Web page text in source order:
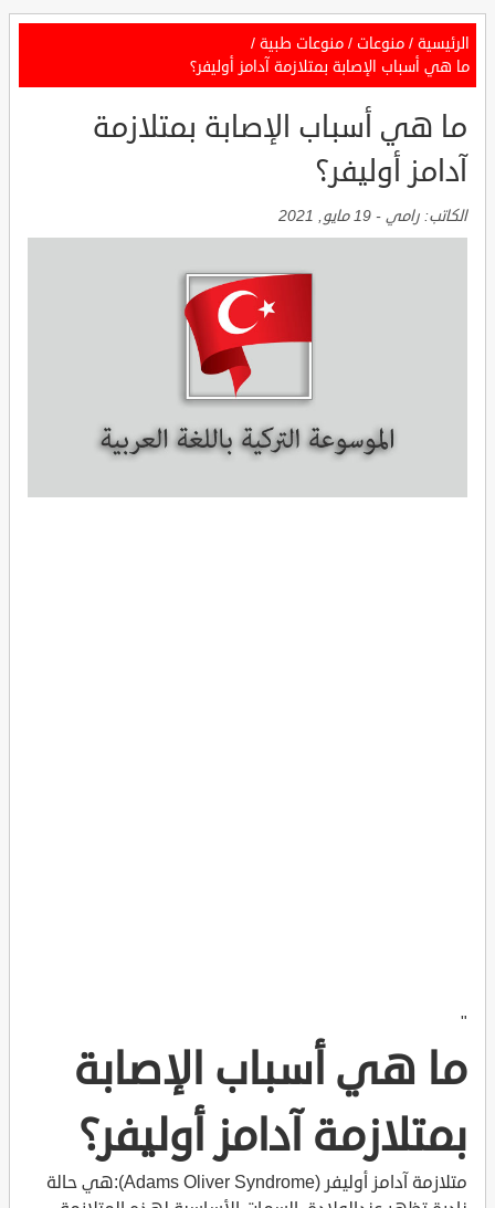
الرئيسية / منوعات / منوعات طبية /
ما هي أسباب الإصابة بمتلازمة آدامز أوليفر؟
ما هي أسباب الإصابة بمتلازمة
آدامز أوليفر؟
الكاتب: رامي - 19 مايو, 2021
"
ما هي أسباب الإصابة
بمتلازمة آدامز أوليفر؟
متلازمة آدامز أوليفر (Adams Oliver Syndrome):هي حالة